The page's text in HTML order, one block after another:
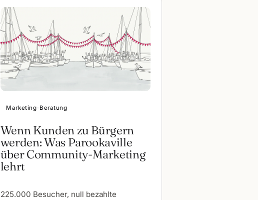
Marketing-Beratung
Wenn Kunden zu Bürgern
werden: Was Parookaville
über Community-Marketing
lehrt
225.000 Besucher, null bezahlte